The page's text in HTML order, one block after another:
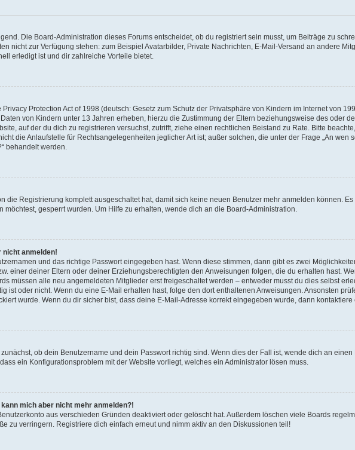
Die Board-Administration dieses Forums entscheidet, ob du registriert sein musst, um Beiträge zu
nicht zur Verfügung stehen: zum Beispiel Avatarbilder, Private Nachrichten, E-Mail-Versand an andere
erledigt ist und dir zahlreiche Vorteile bietet.
Protection Act of 1998 (deutsch: Gesetz zum Schutz der Privatsphäre von Kindern im Internet von
von Kindern unter 13 Jahren erheben, hierzu die Zustimmung der Eltern beziehungsweise des oder
auf der du dich zu registrieren versuchst, zutrifft, ziehe einen rechtlichen Beistand zu Rate. Bitte
die Anlaufstelle für Rechtsangelegenheiten jeglicher Art ist; außer solchen, die unter der Frage „An wen
behandelt werden.
die Registrierung komplett ausgeschaltet hat, damit sich keine neuen Benutzer mehr anmelden können.
möchtest, gesperrt wurden. Um Hilfe zu erhalten, wende dich an die Board-Administration.
nicht anmelden!
und das richtige Passwort eingegeben hast. Wenn diese stimmen, dann gibt es zwei
einer deiner Eltern oder deiner Erziehungsberechtigten den Anweisungen folgen, die du erhalten hast.
müssen alle neu angemeldeten Mitglieder erst freigeschaltet werden – entweder musst du dies selbst
ist oder nicht. Wenn du eine E-Mail erhalten hast, folge den dort enthaltenen Anweisungen. Ansonsten
wurde. Wenn du dir sicher bist, dass deine E-Mail-Adresse korrekt eingegeben wurde, dann kontaktiere
ob dein Benutzername und dein Passwort richtig sind. Wenn dies der Fall ist, wende dich an
ein Konfigurationsproblem mit der Website vorliegt, welches ein Administrator lösen muss.
mich aber nicht mehr anmelden?!
aus verschieden Gründen deaktiviert oder gelöscht hat. Außerdem löschen viele Boards
zu verringern. Registriere dich einfach erneut und nimm aktiv an den Diskussionen teil!